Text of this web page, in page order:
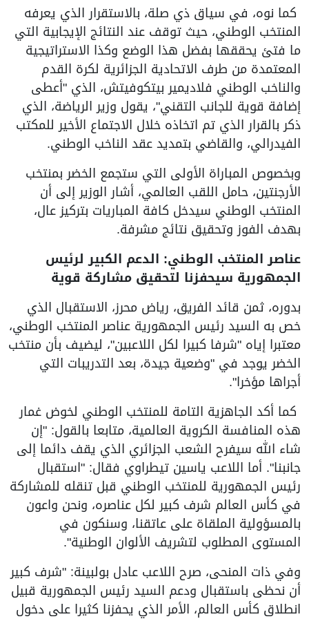
كما نوه، في سياق ذي صلة، بالاستقرار الذي يعرفه
المنتخب الوطني، حيث توقف عند النتائج الإيجابية التي
ما فتئ يحققها بفضل هذا الوضع وكذا الاستراتيجية
المعتمدة من طرف الاتحادية الجزائرية لكرة القدم
والناخب الوطني فلاديمير بيتكوفيتش، الذي "أعطى
إضافة قوية للجانب التقني"، يقول وزير الرياضة، الذي
ذكر بالقرار الذي تم اتخاذه خلال الاجتماع الأخير للمكتب
الفيدرالي، والقاضي بتمديد عقد الناخب الوطني.
وبخصوص المباراة الأولى التي ستجمع الخضر بمنتخب
الأرجنتين، حامل اللقب العالمي، أشار الوزير إلى أن
المنتخب الوطني سيدخل كافة المباريات بتركيز عال،
بهدف الفوز وتحقيق نتائج مشرفة.
عناصر المنتخب الوطني: الدعم الكبير لرئيس
الجمهورية سيحفزنا لتحقيق مشاركة قوية
بدوره، ثمن قائد الفريق، رياض محرز، الاستقبال الذي
خص به السيد رئيس الجمهورية عناصر المنتخب الوطني،
معتبرا إياه "شرفا كبيرا لكل اللاعبين"، ليضيف بأن منتخب
الخضر يوجد في "وضعية جيدة، بعد التدريبات التي
أجراها مؤخرا".
كما أكد الجاهزية التامة للمنتخب الوطني لخوض غمار
هذه المنافسة الكروية العالمية، متابعا بالقول: "إن
شاء الله سيفرح الشعب الجزائري الذي يقف دائما إلى
جانبنا". أما اللاعب ياسين تيطراوي فقال: "استقبال
رئيس الجمهورية للمنتخب الوطني قبل تنقله للمشاركة
في كأس العالم شرف كبير لكل عناصره، ونحن واعون
بالمسؤولية الملقاة على عاتقنا، وسنكون في
المستوى المطلوب لتشريف الألوان الوطنية".
وفي ذات المنحى، صرح اللاعب عادل بولبينة: "شرف كبير
أن نحظى باستقبال ودعم السيد رئيس الجمهورية قبيل
انطلاق كأس العالم، الأمر الذي يحفزنا كثيرا على دخول